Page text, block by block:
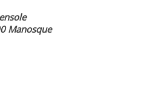
Manosque